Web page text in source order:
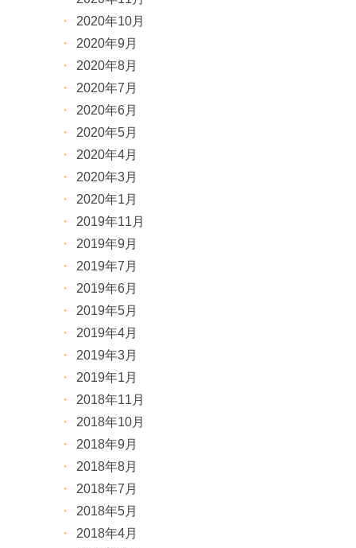
2020年10月
2020年9月
2020年8月
2020年7月
2020年6月
2020年5月
2020年4月
2020年3月
2020年1月
2019年11月
2019年9月
2019年7月
2019年6月
2019年5月
2019年4月
2019年3月
2019年1月
2018年11月
2018年10月
2018年9月
2018年8月
2018年7月
2018年5月
2018年4月